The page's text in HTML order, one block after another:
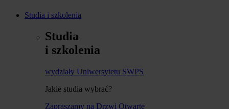
Studia i szkolenia
Studia
i szkolenia
wydziały Uniwersytetu SWPS
Jakie studia wybrać?
Zapraszamy na Drzwi Otwarte